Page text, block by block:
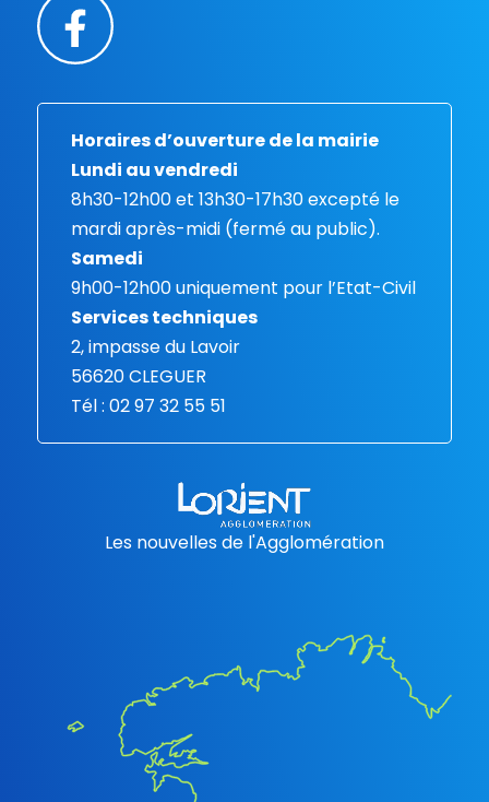
Horaires d’ouverture de la mairie
Lundi au vendredi
8h30-12h00 et 13h30-17h30 excepté le
mardi après-midi (fermé au public).
Samedi
9h00-12h00 uniquement pour l’Etat-Civil
Services techniques
2, impasse du Lavoir
56620 CLEGUER
Tél : 02 97 32 55 51
Les nouvelles de l'Agglomération